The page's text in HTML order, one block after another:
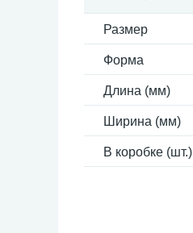
Размер
Форма
Длина (мм)
Ширина (мм)
В коробке (шт.)